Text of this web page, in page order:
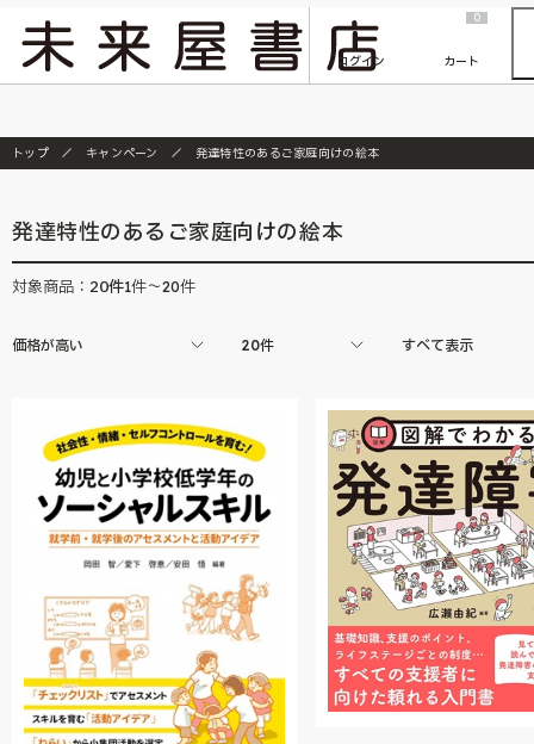
『ONE PIECE magazine 021 ONE PIECEカード付き同梱版』発売延期のご案内
ログイン
0
カート
トップ キャンペーン 発達特性のあるご家庭向けの絵本
発達特性のあるご家庭向けの絵本
対象商品： 20件1件～20件
価格が高い 20件 すべて表示